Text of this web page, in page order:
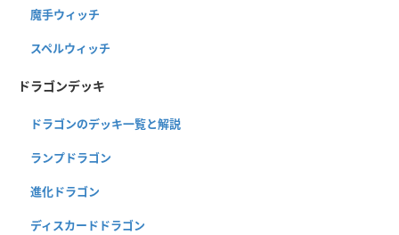
魔手ウィッチ
スペルウィッチ
ドラゴンデッキ
ドラゴンのデッキ一覧と解説
ランプドラゴン
進化ドラゴン
ディスカードドラゴン